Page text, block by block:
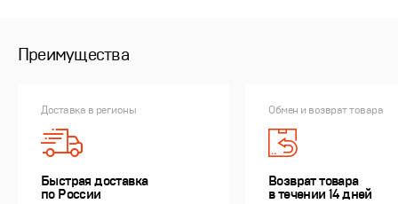
Преимущества
Доставка в регионы
Быстрая доставка
по России
Обмен и возврат товара
Возврат товара
в течении 14 дней